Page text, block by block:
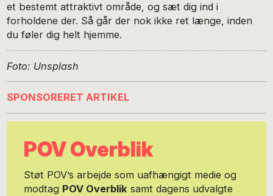
et bestemt attraktivt område, og sæt dig ind i
forholdene der. Så går der nok ikke ret længe, inden
du føler dig helt hjemme.
Foto: Unsplash
SPONSORERET ARTIKEL
POV Overblik
Støt POV’s arbejde som uafhængigt medie og
modtag POV Overbliksamt dagens udvalgte